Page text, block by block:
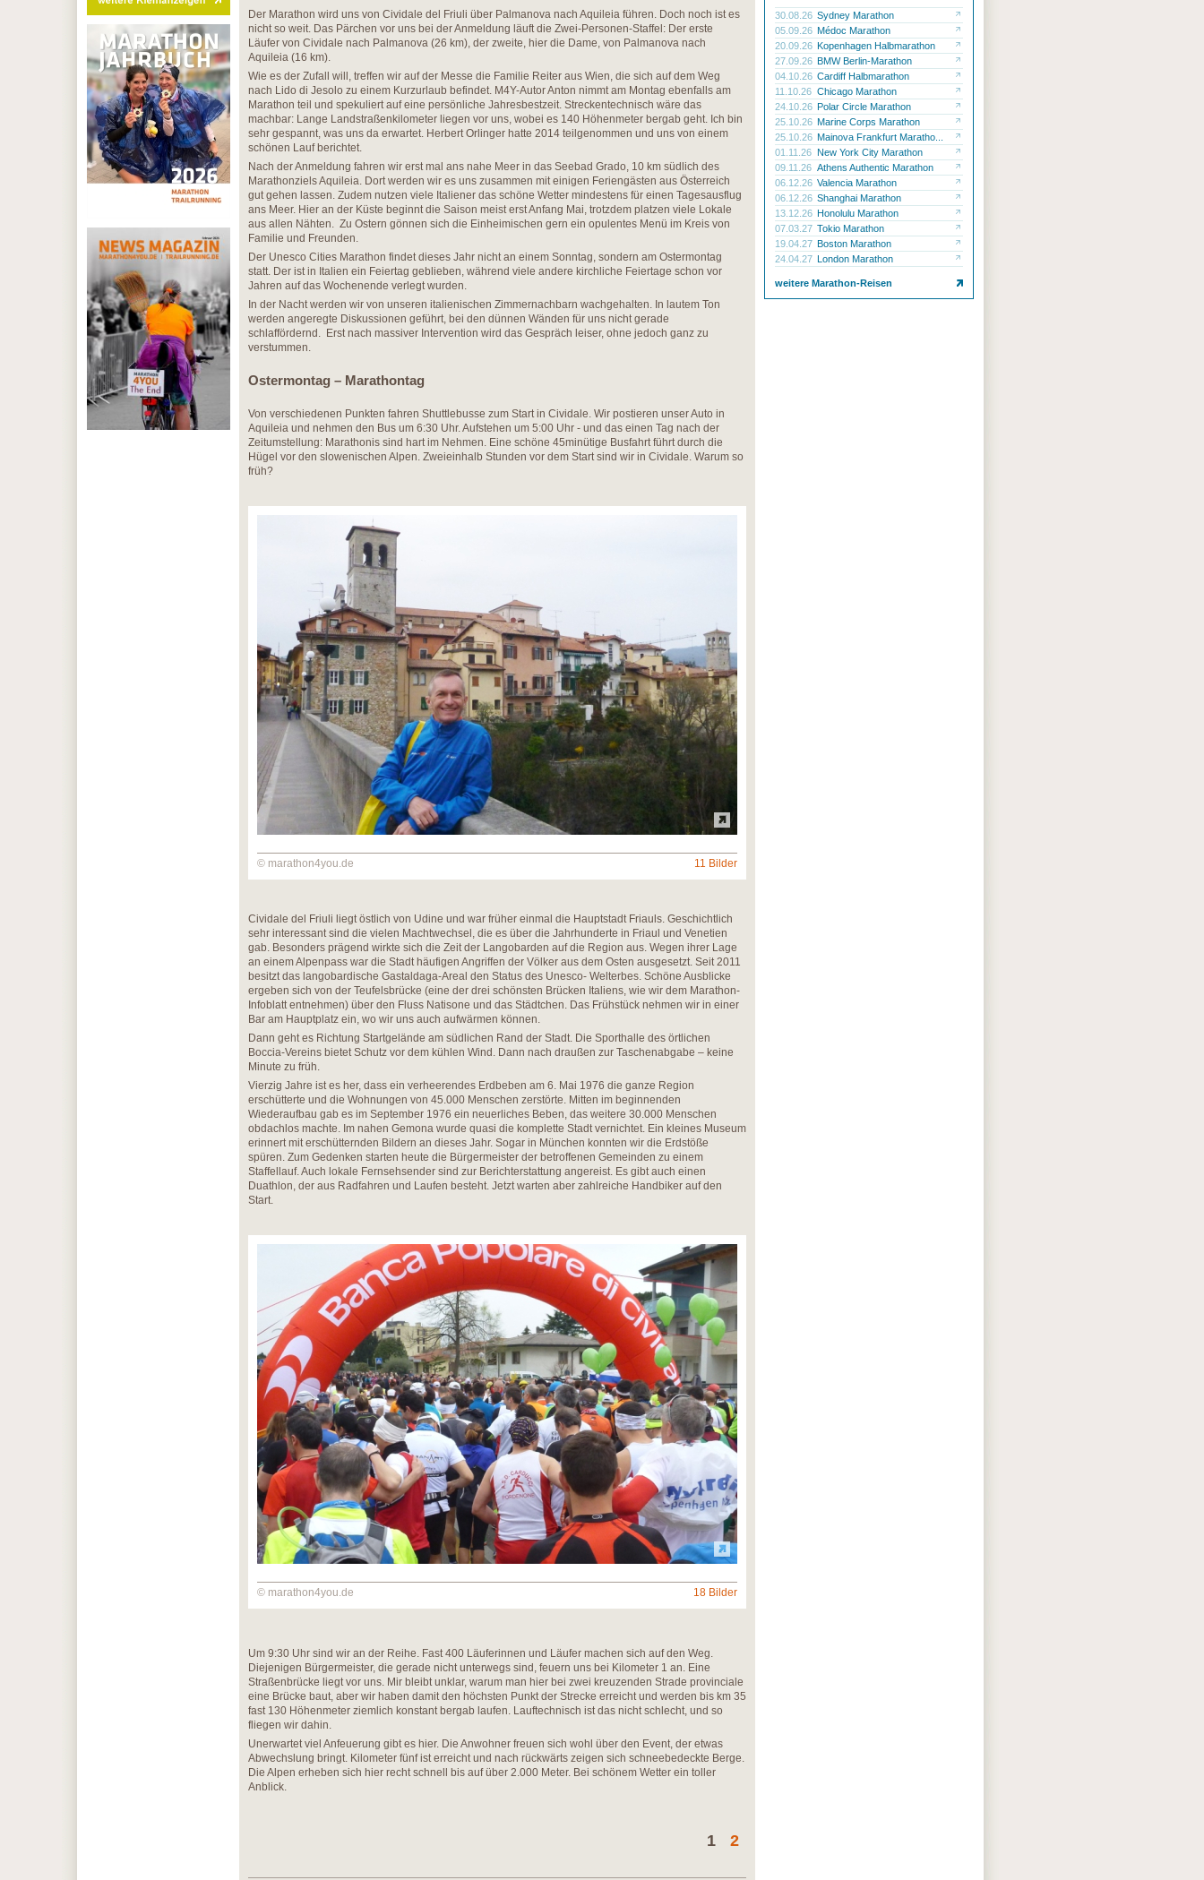
Der Marathon wird uns von Cividale del Friuli über Palmanova nach Aquileia führen. Doch noch ist es
nicht so weit. Das Pärchen vor uns bei der Anmeldung läuft die Zwei-Personen-Staffel: Der erste
Läufer von Cividale nach Palmanova (26 km), der zweite, hier die Dame, von Palmanova nach
Aquileia (16 km).
Wie es der Zufall will, treffen wir auf der Messe die Familie Reiter aus Wien, die sich auf dem Weg
nach Lido di Jesolo zu einem Kurzurlaub befindet. M4Y-Autor Anton nimmt am Montag ebenfalls am
Marathon teil und spekuliert auf eine persönliche Jahresbestzeit. Streckentechnisch wäre das
machbar: Lange Landstraßenkilometer liegen vor uns, wobei es 140 Höhenmeter bergab geht. Ich bin
sehr gespannt, was uns da erwartet. Herbert Orlinger hatte 2014 teilgenommen und uns von einem
schönen Lauf berichtet.
Nach der Anmeldung fahren wir erst mal ans nahe Meer in das Seebad Grado, 10 km südlich des
Marathonziels Aquileia. Dort werden wir es uns zusammen mit einigen Feriengästen aus Österreich
gut gehen lassen. Zudem nutzen viele Italiener das schöne Wetter mindestens für einen Tagesausflug
ans Meer. Hier an der Küste beginnt die Saison meist erst Anfang Mai, trotzdem platzen viele Lokale
aus allen Nähten. Zu Ostern gönnen sich die Einheimischen gern ein opulentes Menü im Kreis von
Familie und Freunden.
Der Unesco Cities Marathon findet dieses Jahr nicht an einem Sonntag, sondern am Ostermontag
statt. Der ist in Italien ein Feiertag geblieben, während viele andere kirchliche Feiertage schon vor
Jahren auf das Wochenende verlegt wurden.
In der Nacht werden wir von unseren italienischen Zimmernachbarn wachgehalten. In lautem Ton
werden angeregte Diskussionen geführt, bei den dünnen Wänden für uns nicht gerade
schlaffördernd. Erst nach massiver Intervention wird das Gespräch leiser, ohne jedoch ganz zu
verstummen.
Ostermontag – Marathontag
Von verschiedenen Punkten fahren Shuttlebusse zum Start in Cividale. Wir postieren unser Auto in
Aquileia und nehmen den Bus um 6:30 Uhr. Aufstehen um 5:00 Uhr - und das einen Tag nach der
Zeitumstellung: Marathonis sind hart im Nehmen. Eine schöne 45minütige Busfahrt führt durch die
Hügel vor den slowenischen Alpen. Zweieinhalb Stunden vor dem Start sind wir in Cividale. Warum so
früh?
© marathon4you.de 11 Bilder
Cividale del Friuli liegt östlich von Udine und war früher einmal die Hauptstadt Friauls. Geschichtlich
sehr interessant sind die vielen Machtwechsel, die es über die Jahrhunderte in Friaul und Venetien
gab. Besonders prägend wirkte sich die Zeit der Langobarden auf die Region aus. Wegen ihrer Lage
an einem Alpenpass war die Stadt häufigen Angriffen der Völker aus dem Osten ausgesetzt. Seit 2011
besitzt das langobardische Gastaldaga-Areal den Status des Unesco- Welterbes. Schöne Ausblicke
ergeben sich von der Teufelsbrücke (eine der drei schönsten Brücken Italiens, wie wir dem Marathon-
Infoblatt entnehmen) über den Fluss Natisone und das Städtchen. Das Frühstück nehmen wir in einer
Bar am Hauptplatz ein, wo wir uns auch aufwärmen können.
Dann geht es Richtung Startgelände am südlichen Rand der Stadt. Die Sporthalle des örtlichen
Boccia-Vereins bietet Schutz vor dem kühlen Wind. Dann nach draußen zur Taschenabgabe – keine
Minute zu früh.
Vierzig Jahre ist es her, dass ein verheerendes Erdbeben am 6. Mai 1976 die ganze Region
erschütterte und die Wohnungen von 45.000 Menschen zerstörte. Mitten im beginnenden
Wiederaufbau gab es im September 1976 ein neuerliches Beben, das weitere 30.000 Menschen
obdachlos machte. Im nahen Gemona wurde quasi die komplette Stadt vernichtet. Ein kleines Museum
erinnert mit erschütternden Bildern an dieses Jahr. Sogar in München konnten wir die Erdstöße
spüren. Zum Gedenken starten heute die Bürgermeister der betroffenen Gemeinden zu einem
Staffellauf. Auch lokale Fernsehsender sind zur Berichterstattung angereist. Es gibt auch einen
Duathlon, der aus Radfahren und Laufen besteht. Jetzt warten aber zahlreiche Handbiker auf den
Start.
© marathon4you.de 18 Bilder
Um 9:30 Uhr sind wir an der Reihe. Fast 400 Läuferinnen und Läufer machen sich auf den Weg.
Diejenigen Bürgermeister, die gerade nicht unterwegs sind, feuern uns bei Kilometer 1 an. Eine
Straßenbrücke liegt vor uns. Mir bleibt unklar, warum man hier bei zwei kreuzenden Strade provinciale
eine Brücke baut, aber wir haben damit den höchsten Punkt der Strecke erreicht und werden bis km 35
fast 130 Höhenmeter ziemlich konstant bergab laufen. Lauftechnisch ist das nicht schlecht, und so
fliegen wir dahin.
Unerwartet viel Anfeuerung gibt es hier. Die Anwohner freuen sich wohl über den Event, der etwas
Abwechslung bringt. Kilometer fünf ist erreicht und nach rückwärts zeigen sich schneebedeckte Berge.
Die Alpen erheben sich hier recht schnell bis auf über 2.000 Meter. Bei schönem Wetter ein toller
Anblick.
1 2
30.08.26 Sydney Marathon
05.09.26 Médoc Marathon
20.09.26 Kopenhagen Halbmarathon
27.09.26 BMW Berlin-Marathon
04.10.26 Cardiff Halbmarathon
11.10.26 Chicago Marathon
24.10.26 Polar Circle Marathon
25.10.26 Marine Corps Marathon
25.10.26 Mainova Frankfurt Maratho...
01.11.26 New York City Marathon
09.11.26 Athens Authentic Marathon
06.12.26 Valencia Marathon
06.12.26 Shanghai Marathon
13.12.26 Honolulu Marathon
07.03.27 Tokio Marathon
19.04.27 Boston Marathon
24.04.27 London Marathon
weitere Marathon-Reisen